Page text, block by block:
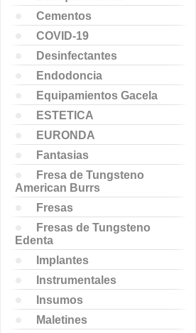
Cementos
COVID-19
Desinfectantes
Endodoncia
Equipamientos Gacela
ESTETICA
EURONDA
Fantasias
Fresa de Tungsteno
American Burrs
Fresas
Fresas de Tungsteno
Edenta
Implantes
Instrumentales
Insumos
Maletines